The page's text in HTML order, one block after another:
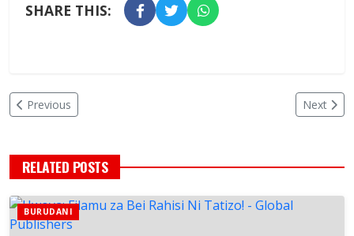
SHARE THIS:
Previous Next
RELATED POSTS
BURUDANI